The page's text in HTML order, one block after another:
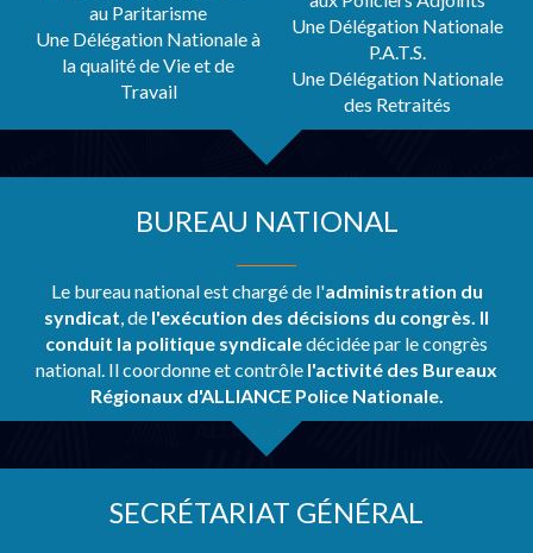
au Paritarisme
Une Délégation Nationale à
la qualité de Vie et de
Travail
Une Délégation Nationale
P.A.T.S.
Une Délégation Nationale
des Retraités
BUREAU NATIONAL
Le bureau national est chargé de l'administration du
syndicat, de l'exécution des décisions du congrès. Il
conduit la politique syndicaledécidée par le congrès
national. Il coordonne et contrôle l'activité des Bureaux
Régionaux d'ALLIANCE Police Nationale.
SECRÉTARIAT GÉNÉRAL